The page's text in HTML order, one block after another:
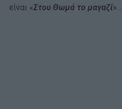
είναι «Στου Θωμά το μαγαζί»…